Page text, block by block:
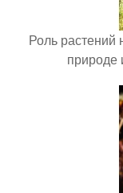
Роль растений
природе